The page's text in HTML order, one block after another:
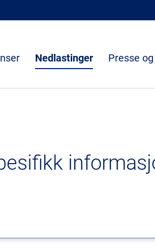
Nedlastinger Presse